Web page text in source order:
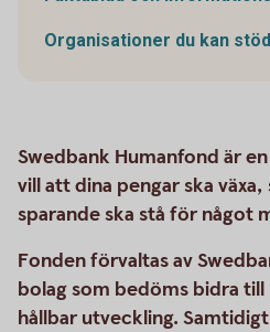
Organisationer du kan
Swedbank Humanfond är
vill att dina pengar ska
sparande ska stå för något
Fonden förvaltas av
bolag som bedöms bidra till
hållbar utveckling.